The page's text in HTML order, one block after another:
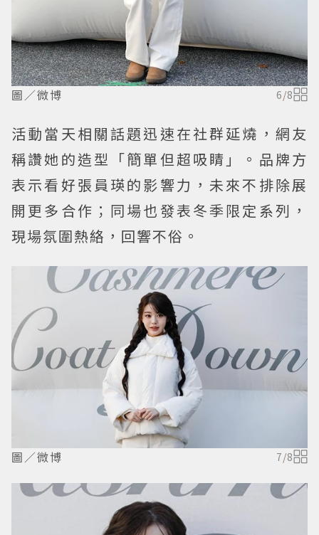
圖／微博 6/8
活動當天相關話題迅速在社群延燒，網友
稱讚她的造型「簡單但超吸睛」。品牌方
表示看好張員瑛的影響力，未來不排除展
開更多合作；同場也發表冬季限定系列，
現場氛圍熱絡，回響不俗。
圖／微博 7/8